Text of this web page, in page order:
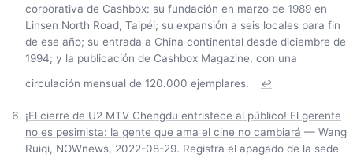
corporativa de Cashbox: su fundación en marzo de 1989 en
Linsen North Road, Taipéi; su expansión a seis locales para fin
de ese año; su entrada a China continental desde diciembre de
1994; y la publicación de Cashbox Magazine, con una
circulación mensual de 120.000 ejemplares.
↩
¡El cierre de U2 MTV Chengdu entristece al público! El gerente
no es pesimista: la gente que ama el cine no cambiará — Wang
Ruiqi, NOWnews, 2022-08-29. Registra el apagado de la sede